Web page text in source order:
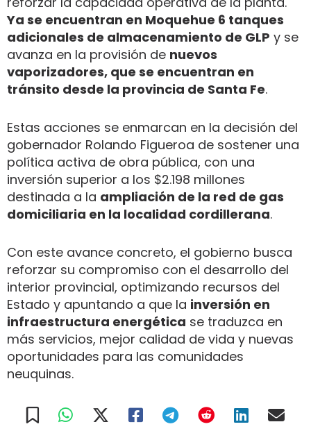
Ya se encuentran en Moquehue 6 tanques
adicionales de almacenamiento de GLP y se
avanza en la provisión de nuevos
vaporizadores, que se encuentran en
tránsito desde la provincia de Santa Fe.
Estas acciones se enmarcan en la decisión del
gobernador Rolando Figueroa de sostener una
política activa de obra pública, con una
inversión superior a los $2.198 millones
destinada a la ampliación de la red de gas
domiciliaria en la localidad cordillerana.
Con este avance concreto, el gobierno busca
reforzar su compromiso con el desarrollo del
interior provincial, optimizando recursos del
Estado y apuntando a que la inversión en
infraestructura energética se traduzca en
más servicios, mejor calidad de vida y nuevas
oportunidades para las comunidades
neuquinas.